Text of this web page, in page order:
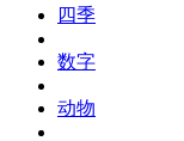
四季
数字
动物